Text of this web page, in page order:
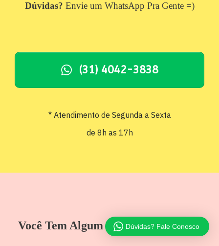
Dúvidas? Envie um WhatsApp Pra Gente =)
(31) 4042-3838
* Atendimento de Segunda a Sexta
de 8h as 17h
Você Tem Algum Desses Problemas?
Dúvidas? Fale Conosco